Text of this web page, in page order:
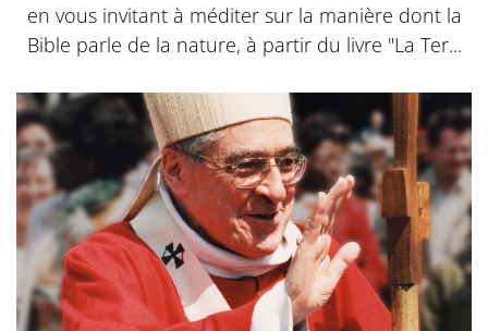
en vous invitant à méditer sur la manière dont la
Bible parle de la nature, à partir du livre "La Ter...